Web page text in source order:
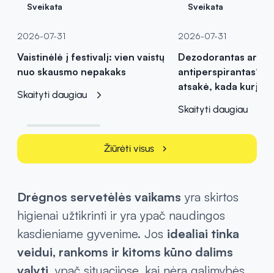
Sveikata
2026-07-31
Vaistinėlė į festivalį: vien vaistų
nuo skausmo nepakaks
Skaityti daugiau
Sveikata
2026-07-31
Dezodorantas ar
antiperspirantas?
atsakė, kada kurį
Skaityti daugiau
Žiūrėti visus chevron_right
Drėgnos servetėlės vaikams yra skirtos
higienai užtikrinti ir yra ypač naudingos
kasdieniame gyvenime. Jos idealiai tinka
veidui, rankoms ir kitoms kūno dalims